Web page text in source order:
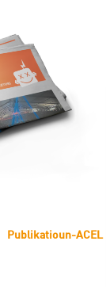
Publikatioun-ACEL